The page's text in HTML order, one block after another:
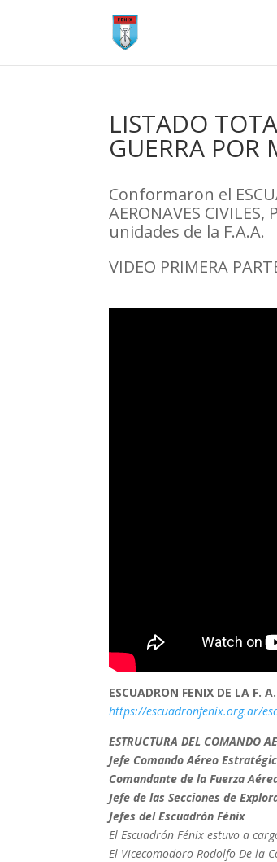
LISTADO
GUERRA POR
Conformaron el
AERONAVES
unidades de la F.A.A.
VIDEO PRIMERA
ESCUADRON FENIX DE LA F.
https://escuadronfenix.org.ar/
ESTRUCTURA DEL COMANDO
Jefe Comando Aéreo
Comandante de la Fuerza
Jefe de las Secciones de
Jefes del Escuadrón Fénix
El Escuadrón Fénix estuvo a
El Vicecomodoro Rodolfo De la